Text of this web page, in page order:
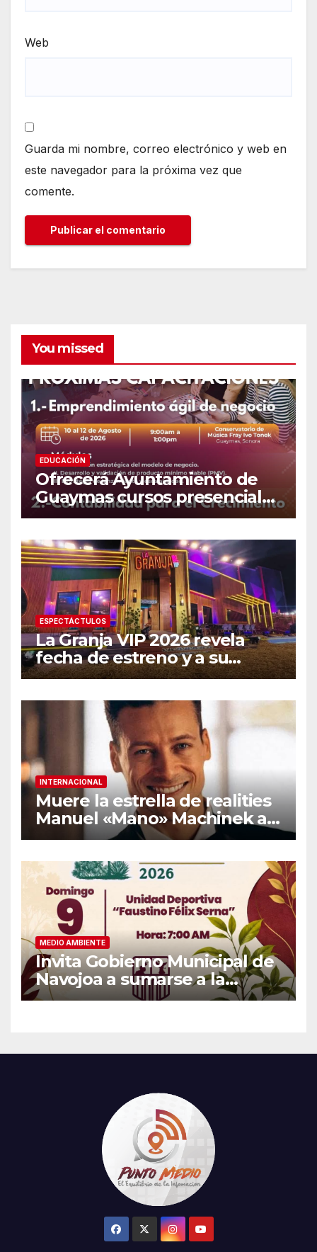
Web
Guarda mi nombre, correo electrónico y web en
este navegador para la próxima vez que
comente.
You missed
EDUCACIÓN
Ofrecerá Ayuntamiento de
Guaymas cursos presenciales
para emprendedores
ESPECTÁCTULOS
La Granja VIP 2026 revela
fecha de estreno y a su
primer famoso confirmado
INTERNACIONAL
Muere la estrella de realities
Manuel «Mano» Machinek a
los 37 años
MEDIO AMBIENTE
Invita Gobierno Municipal de
Navojoa a sumarse a la
Jornada Nacional de